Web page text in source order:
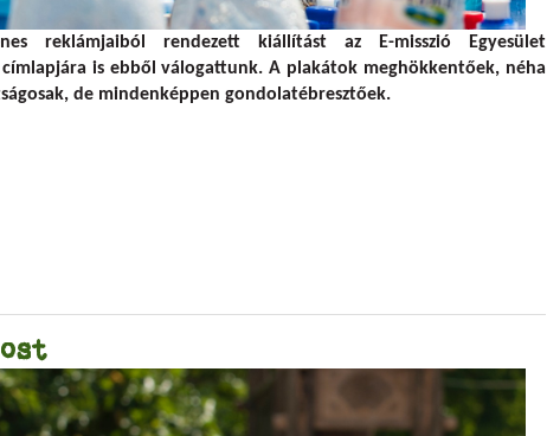
reklámjaiból rendezett kiállítást az E-misszió Egyesület
címlapjára is ebből válogattunk. A plakátok meghökkentőek, néha
de mindenképpen gondolatébresztőek.